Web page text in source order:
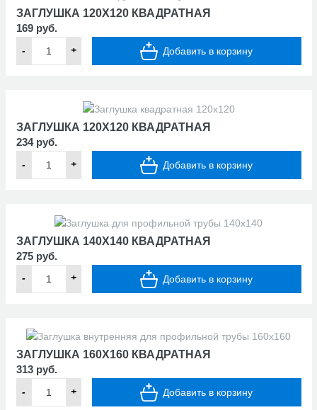
ЗАГЛУШКА 120Х120 КВАДРАТНАЯ
169 руб.
- + Добавить в корзину
ЗАГЛУШКА 120Х120 КВАДРАТНАЯ
234 руб.
- + Добавить в корзину
ЗАГЛУШКА 140Х140 КВАДРАТНАЯ
275 руб.
- + Добавить в корзину
ЗАГЛУШКА 160Х160 КВАДРАТНАЯ
313 руб.
- + Добавить в корзину